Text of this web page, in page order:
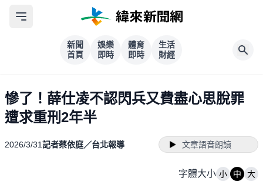
新聞
首頁
娛樂
即時
體育
即時
生活
財經
慘了！薛仕凌不認閃兵又費盡心思脫罪
遭求重刑2年半
2026/3/31記者蔡依庭／台北報導 文章語音朗讀
字體大小 小 中 大